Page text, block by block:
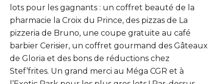
lots pour les gagnants : un coffret beauté de la
pharmacie la Croix du Prince, des pizzas de La
pizzeria de Bruno, une coupe gratuite au café
barbier Cerisier, un coffret gourmand des Gâteaux
de Gloria et des bons de réductions chez
Stef’frites. Un grand merci au Méga CGR et à